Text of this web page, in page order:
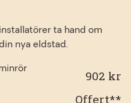
ta hand om
nya eldstad.
902 kr
Offert**